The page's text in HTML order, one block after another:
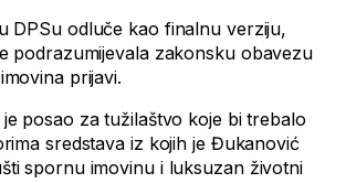
DPSu odluče kao finalnu verziju,
podrazumijevala zakonsku obavezu
prijavi.
posao za tužilaštvo koje bi trebalo
sredstava iz kojih je Đukanović
spornu imovinu i luksuzan životni